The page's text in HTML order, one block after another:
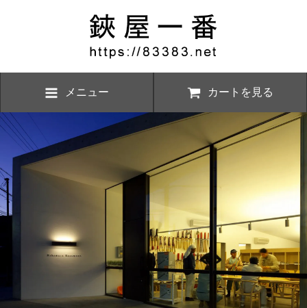
メニュー カートを見る